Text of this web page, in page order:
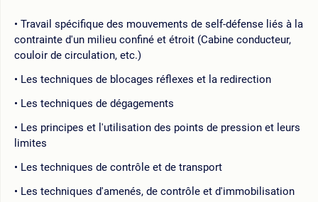
Travail spécifique des mouvements de self-défense liés à la
contrainte d'un milieu confiné et étroit (Cabine conducteur,
couloir de circulation, etc.)
Les techniques de blocages réflexes et la redirection
Les techniques de dégagements
Les principes et l'utilisation des points de pression et leurs
limites
Les techniques de contrôle et de transport
Les techniques d'amenés, de contrôle et d'immobilisation